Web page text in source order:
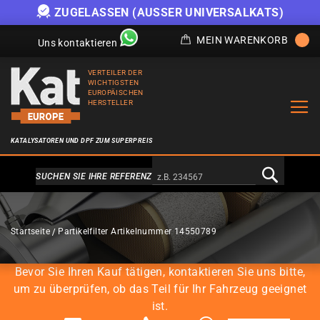
ANGEBOT SOLANGE DER VORRAT REICHT
Uns kontaktieren MEIN WARENKORB
VERTEILER DER
WICHTIGSTEN
EUROPÄISCHEN
HERSTELLER
KATALYSATOREN UND DPF ZUM SUPERPREIS
Alternativa a Doofinder
SUCHEN SIE IHRE REFERENZ
PARTIKELFILTER
Startseite Partikelfilter Artikelnummer 14550789
Bevor Sie Ihren Kauf tätigen, kontaktieren Sie uns bitte,
um zu überprüfen, ob das Teil für Ihr Fahrzeug geeignet
ist.